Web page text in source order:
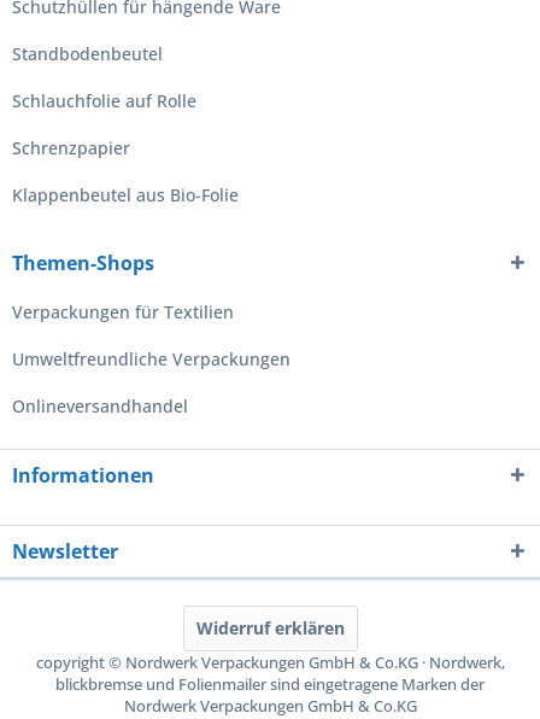
Schutzhüllen für hängende Ware
Standbodenbeutel
Schlauchfolie auf Rolle
Schrenzpapier
Klappenbeutel aus Bio-Folie
Themen-Shops
Verpackungen für Textilien
Umweltfreundliche Verpackungen
Onlineversandhandel
Informationen
Newsletter
Widerruf erklären
copyright © Nordwerk Verpackungen GmbH & Co.KG · Nordwerk,
blickbremse und Folienmailer sind eingetragene Marken der
Nordwerk Verpackungen GmbH & Co.KG